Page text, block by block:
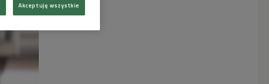
Akceptuję wszystkie